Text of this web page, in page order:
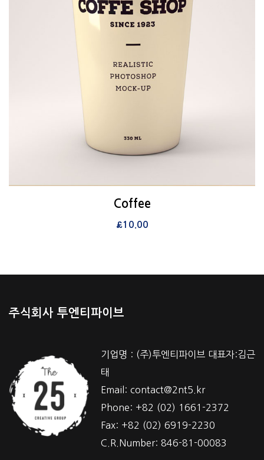
Coffee
£10.00
주식회사 투엔티파이브
기업명 : (주)투엔티파이브 대표자:김근
태
Email: contact@2nt5.kr
Phone: +82 (02) 1661-2372
Fax: +82 (02) 6919-2230
C.R.Number: 846-81-00083